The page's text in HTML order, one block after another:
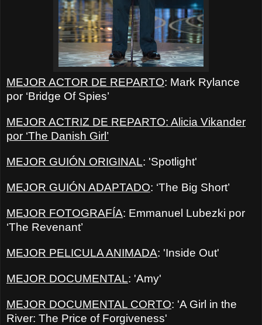
MEJOR ACTOR DE REPARTO: Mark Rylance
por ‘Bridge Of Spies’
MEJOR ACTRIZ DE REPARTO: Alicia Vikander
por ‘The Danish Girl’
MEJOR GUIÓN ORIGINAL: 'Spotlight'
MEJOR GUIÓN ADAPTADO: ‘The Big Short’
MEJOR FOTOGRAFÍA: Emmanuel Lubezki por
‘The Revenant’
MEJOR PELICULA ANIMADA: 'Inside Out'
MEJOR DOCUMENTAL: 'Amy'
MEJOR DOCUMENTAL CORTO: 'A Girl in the
River: The Price of Forgiveness'